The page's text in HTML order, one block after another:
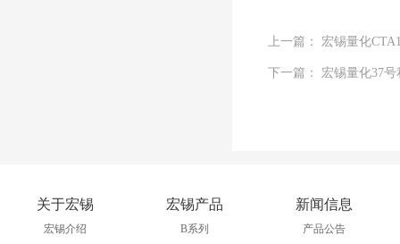
上一篇： 宏锡量化
下一篇： 宏锡量化37
关于宏锡
宏锡介绍
宏锡产品
B系列
新闻信息
产品公告